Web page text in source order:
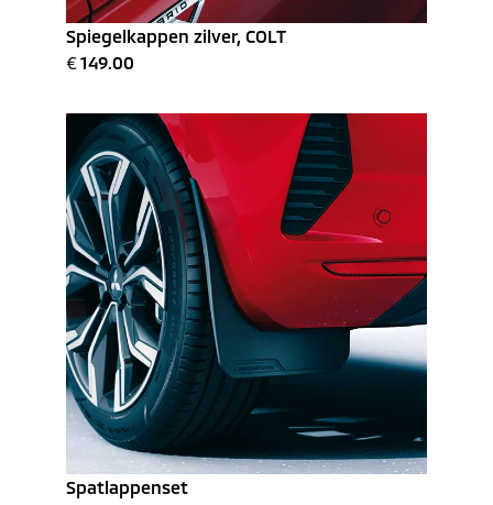
Spiegelkappen zilver, COLT
€149.00
Spatlappenset